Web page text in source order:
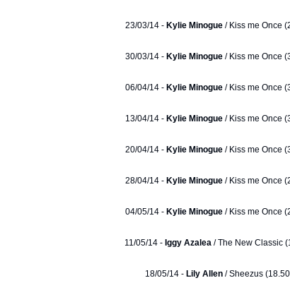
23/03/14 - Kylie Minogue / Kiss me Once
30/03/14 - Kylie Minogue / Kiss me Once
06/04/14 - Kylie Minogue / Kiss me Once
13/04/14 - Kylie Minogue / Kiss me Once
20/04/14 - Kylie Minogue / Kiss me Once
28/04/14 - Kylie Minogue / Kiss me Once
04/05/14 - Kylie Minogue / Kiss me Once
11/05/14 - Iggy Azalea / The New Classic
18/05/14 - Lily Allen/ Sheezus